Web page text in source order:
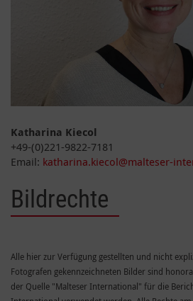
Katharina Kiecol
+49-(0)221-9822-7181
Email: katharina.kiecol@malteser-
Bildrechte
Alle hier zur Verfügung gestellten und nicht
Fotografen gekennzeichneten Bilder sind
der Quelle "Malteser International" für die